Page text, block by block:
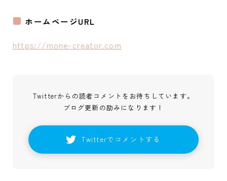
ホームページURL
https://mone-creator.com
Twitterからの読者コメントをお待ちしています。
ブログ更新の励みになります！
Twitterでコメントする